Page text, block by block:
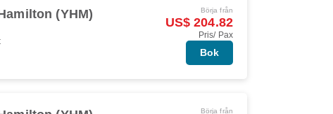
(YHM) Börja från
US$ 204.82
Pris/ Pax
Bok
Börja från